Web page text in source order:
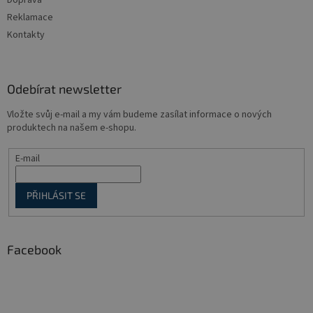
Reklamace
Kontakty
Odebírat newsletter
Vložte svůj e-mail a my vám budeme zasílat informace o nových
produktech na našem e-shopu.
E-mail
PŘIHLÁSIT SE
Facebook